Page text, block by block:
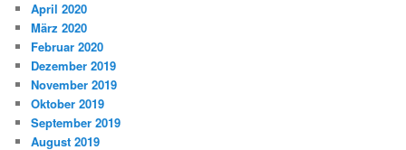
April 2020
März 2020
Februar 2020
Dezember 2019
November 2019
Oktober 2019
September 2019
August 2019